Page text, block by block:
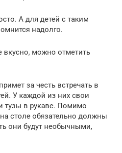
А для детей с таким
надолго.
вкусно, можно отметить
за честь встречать в
У каждой из них свои
тузы в рукаве. Помимо
столе обязательно должны
они будут необычными,